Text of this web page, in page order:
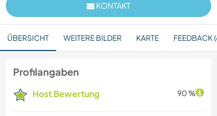
KONTAKT
ÜBERSICHT WEITERE BILDER KARTE FEEDBACK
Profilangaben
Host Bewertung 90 %